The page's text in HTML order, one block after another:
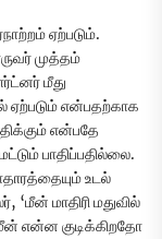
ஏற்படும்.
முத்தம்
மீது
ஏற்படும் என்பதற்காக
என்பதே
பாதிப்பதில்லை.
உடல்
‘மீன் மாதிரி மதுவில்
என்ன குடிக்கிறதோ